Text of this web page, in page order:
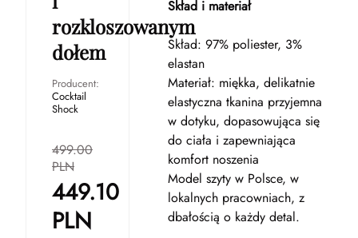
rozkloszowanym
dołem
Producent:
Cocktail
Shock
499.00
PLN
449.10
PLN
Skład i materiał
Skład: 97% poliester, 3%
elastan
Materiał: miękka, delikatnie
elastyczna tkanina przyjemna
w dotyku, dopasowująca się
do ciała i zapewniająca
komfort noszenia
Model szyty w Polsce, w
lokalnych pracowniach, z
dbałością o każdy detal.